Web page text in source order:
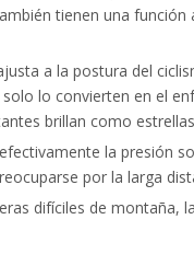
tienen una
a la postura del
lo convierten en el
brillan como
la presión
por la larga
difíciles de